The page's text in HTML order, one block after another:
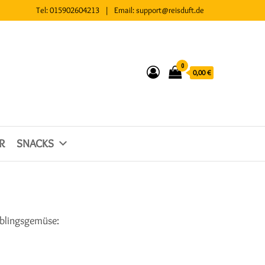
Tel:015902604213| Email:support@reisduft.de
0
0,00 €
SNACKS